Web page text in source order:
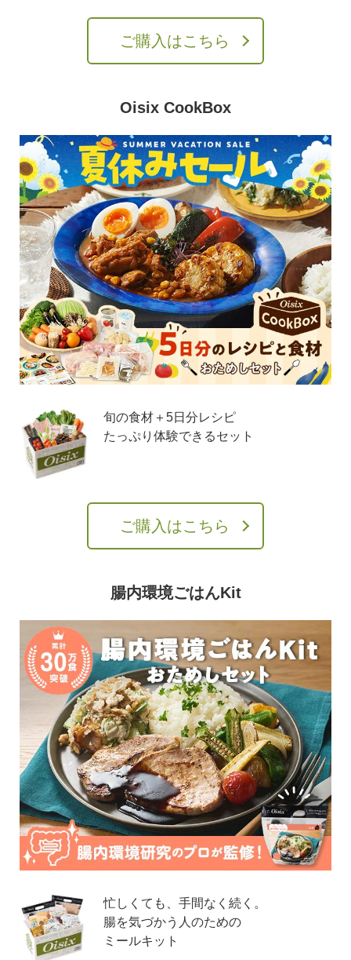
ご購入はこちら
Oisix CookBox
旬の食材＋5日分レシピ
たっぷり体験できるセット
ご購入はこちら
腸内環境ごはんKit
忙しくても、手間なく続く。
腸を気づかう人のための
ミールキット